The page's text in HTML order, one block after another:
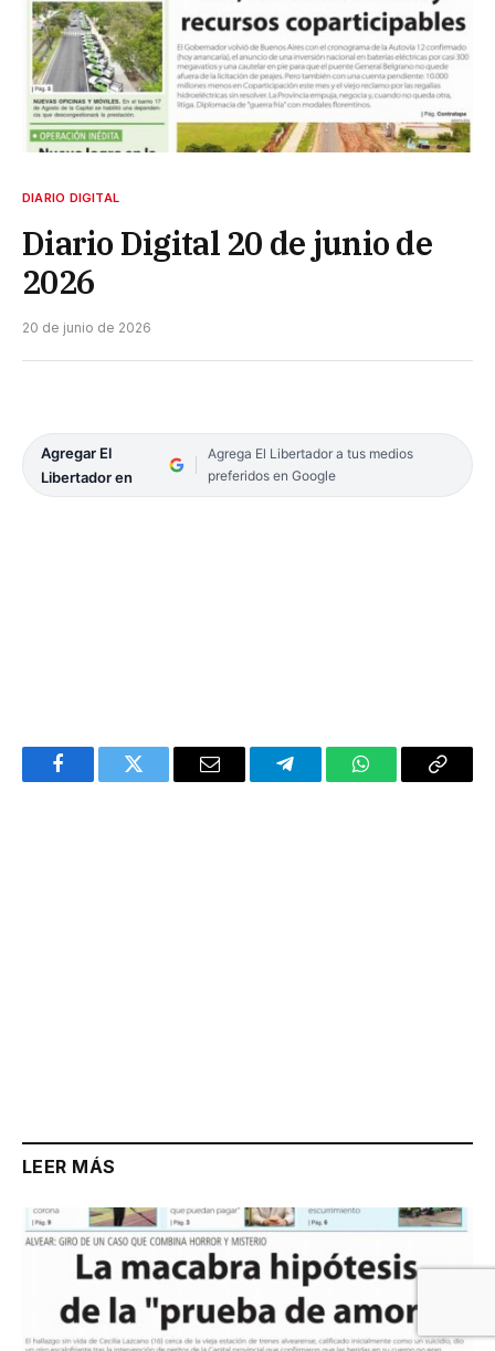
DIARIO DIGITAL
Diario Digital 20 de junio de
2026
20 de junio de 2026
Agregar El
Libertador en
Agrega El Libertador a tus medios
preferidos en Google
FacebookTwitter Email TelegramWhatsAppCopy
LEER MÁS